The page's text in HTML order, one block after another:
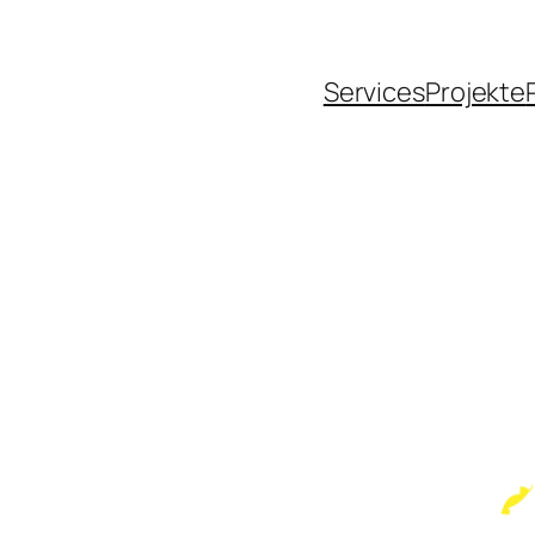
ServicesProjekte